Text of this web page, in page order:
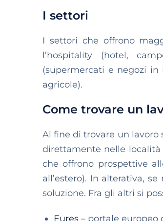
I settori
I settori che offrono
l’hospitality (hotel,
(supermercati e negozi
agricole).
Come trovare un
Al fine di trovare un lavoro
direttamente nelle località
che offrono prospettive
all’estero). In alterativa,
soluzione. Fra gli altri si
Eures – portale europeo